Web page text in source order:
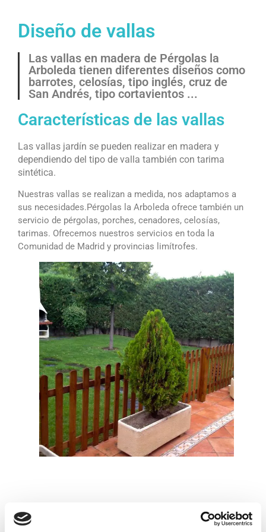
Diseño de vallas
Las vallas en madera de Pérgolas la
Arboleda tienen diferentes diseños como
barrotes, celosías, tipo inglés, cruz de
San Andrés, tipo cortavientos ...
Características de las vallas
Las vallas jardín se pueden realizar en madera y
dependiendo del tipo de valla también con tarima
sintética.
Nuestras vallas se realizan a medida, nos adaptamos a
sus necesidades.Pérgolas la Arboleda ofrece también un
servicio de pérgolas, porches, cenadores, celosías,
tarimas. Ofrecemos nuestros servicios en toda la
Comunidad de Madrid y provincias limítrofes.